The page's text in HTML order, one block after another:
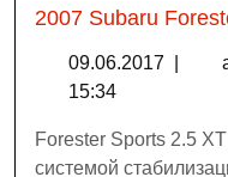
2007 Subaru
09.06.2017
15:34
Forester Sports 2.5
системой